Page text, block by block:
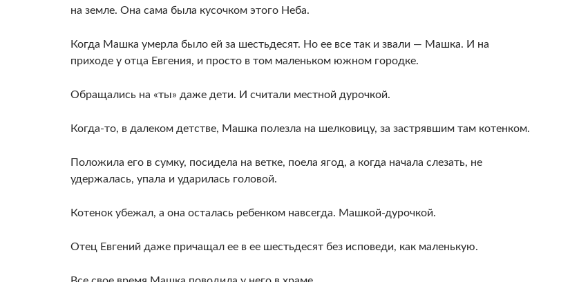
на земле. Она сама была кусочком этого Неба.
Когда Машка умерла было ей за шестьдесят. Но ее все так и звали — Машка. И на
приходе у отца Евгения, и просто в том маленьком южном городке.
Обращались на «ты» даже дети. И считали местной дурочкой.
Когда-то, в далеком детстве, Машка полезла на шелковицу, за застрявшим там котенком.
Положила его в сумку, посидела на ветке, поела ягод, а когда начала слезать, не
удержалась, упала и ударилась головой.
Котенок убежал, а она осталась ребенком навсегда. Машкой-дурочкой.
Отец Евгений даже причащал ее в ее шестьдесят без исповеди, как маленькую.